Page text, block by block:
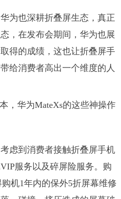
为也深耕折叠屏生态，真正
，在发布会期间，华为也展
得的成绩，这也让折叠屏手
给消费者高出一个维度的人
虑到消费者接触折叠屏手机
服务以及碎屏险服务。购
机1年内的保外5折屏幕维修